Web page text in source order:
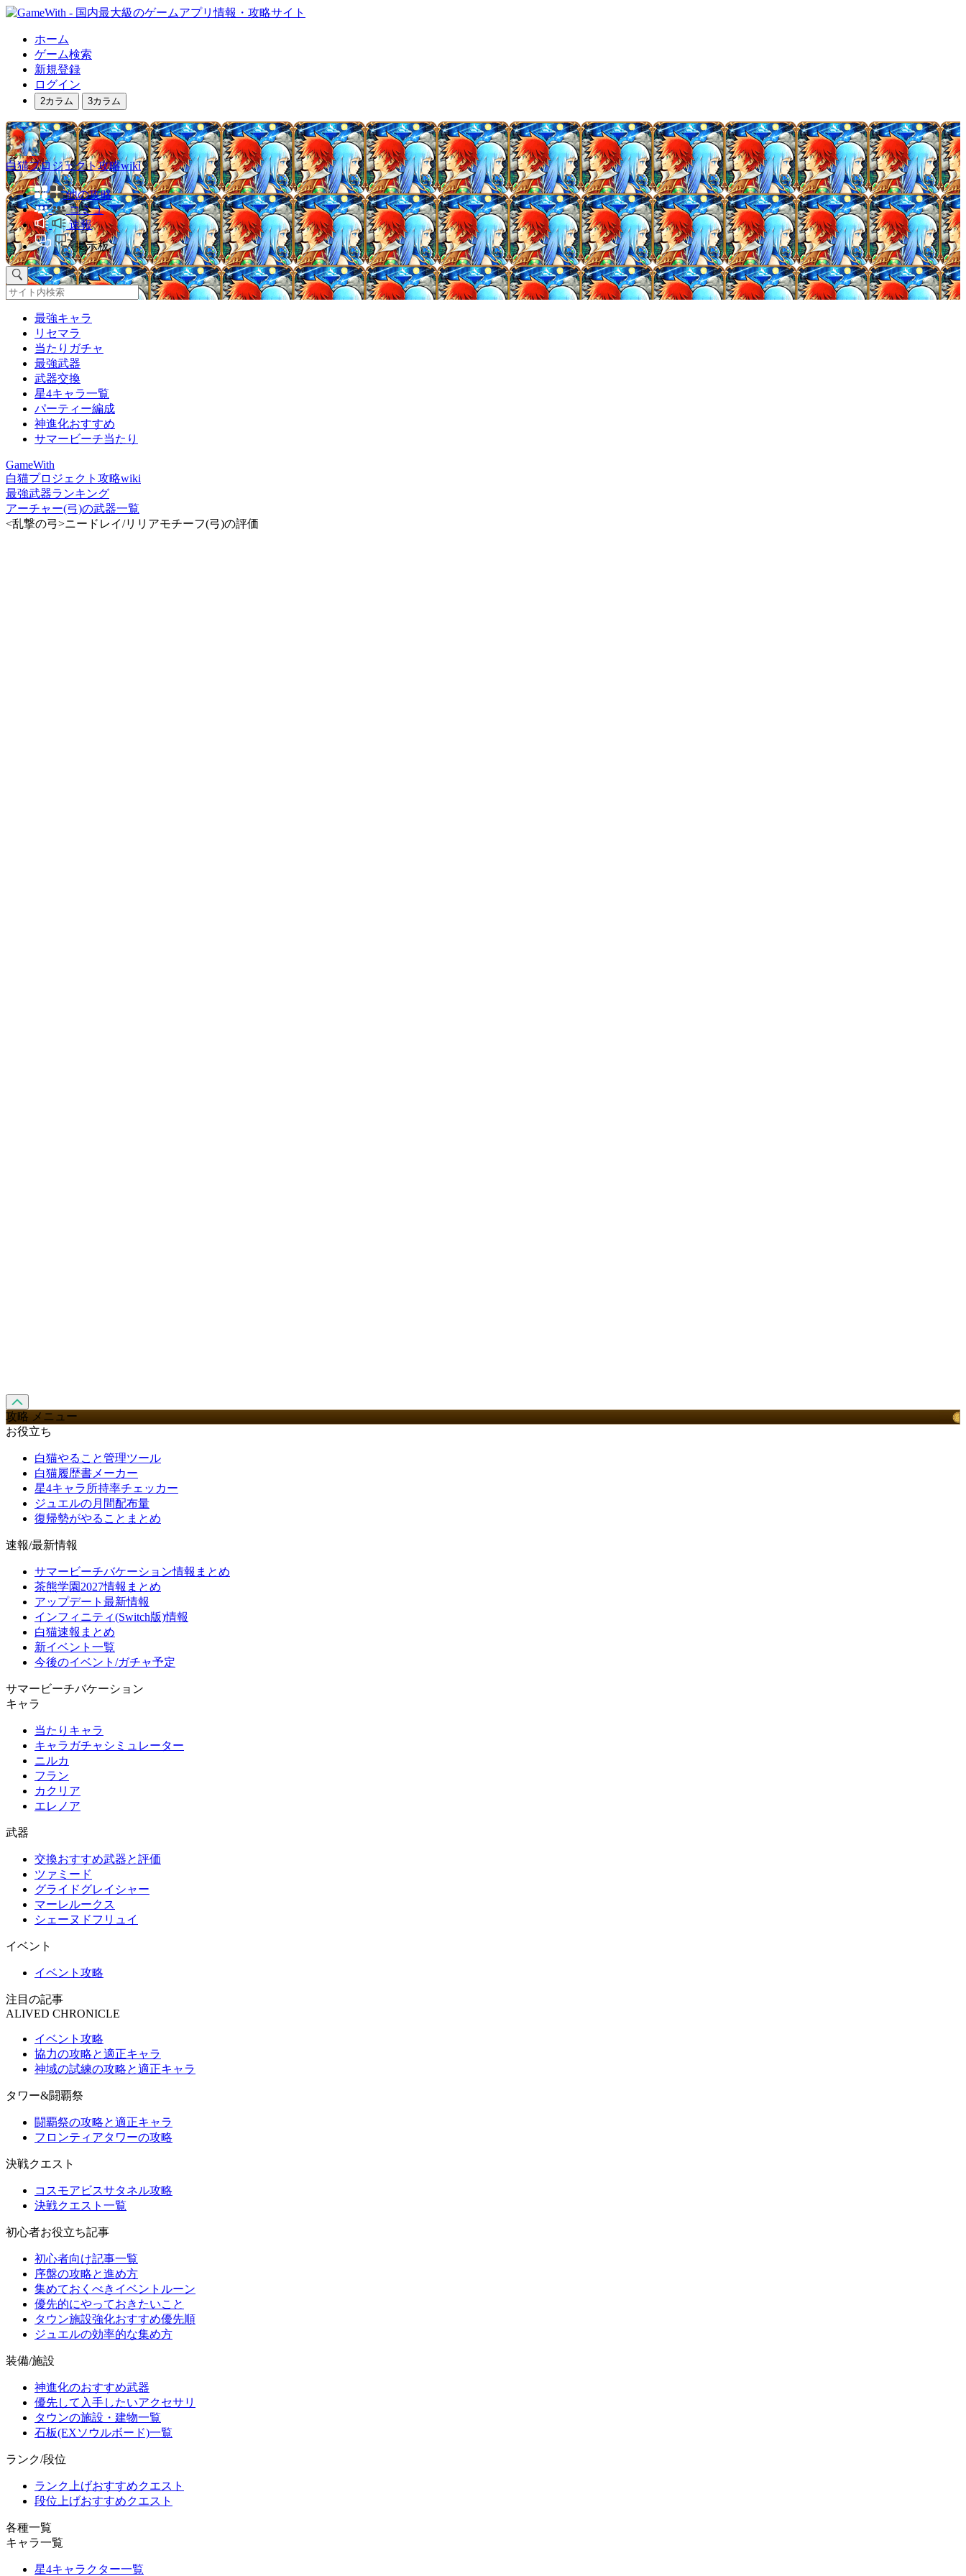
ホーム
ゲーム検索
新規登録
ログイン
2カラム 3カラム
白猫プロジェクト攻略wiki
他の攻略
コミュ
速報
掲示板
最強キャラ
リセマラ
当たりガチャ
最強武器
武器交換
星4キャラ一覧
パーティー編成
神進化おすすめ
サマービーチ当たり
GameWith
白猫プロジェクト攻略wiki
最強武器ランキング
アーチャー(弓)の武器一覧
<乱撃の弓>ニードレイ/リリアモチーフ(弓)の評価
攻略 メニュー
お役立ち
白猫やること管理ツール
白猫履歴書メーカー
星4キャラ所持率チェッカー
ジュエルの月間配布量
復帰勢がやることまとめ
速報/最新情報
サマービーチバケーション情報まとめ
茶熊学園2027情報まとめ
アップデート最新情報
インフィニティ(Switch版)情報
白猫速報まとめ
新イベント一覧
今後のイベント/ガチャ予定
サマービーチバケーション
キャラ
当たりキャラ
キャラガチャシミュレーター
ニルカ
フラン
カクリア
エレノア
武器
交換おすすめ武器と評価
ツァミード
グライドグレイシャー
マーレルークス
シェーヌドフリュイ
イベント
イベント攻略
注目の記事
ALIVED CHRONICLE
イベント攻略
協力の攻略と適正キャラ
神域の試練の攻略と適正キャラ
タワー&闘覇祭
闘覇祭の攻略と適正キャラ
フロンティアタワーの攻略
決戦クエスト
コスモアビスサタネル攻略
決戦クエスト一覧
初心者お役立ち記事
初心者向け記事一覧
序盤の攻略と進め方
集めておくべきイベントルーン
優先的にやっておきたいこと
タウン施設強化おすすめ優先順
ジュエルの効率的な集め方
装備/施設
神進化のおすすめ武器
優先して入手したいアクセサリ
タウンの施設・建物一覧
石板(EXソウルボード)一覧
ランク/段位
ランク上げおすすめクエスト
段位上げおすすめクエスト
各種一覧
キャラ一覧
星4キャラクター一覧